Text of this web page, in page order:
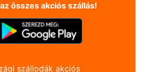
összes akciós szállás!
szállodák akciós